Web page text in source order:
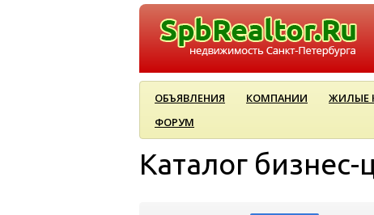
ОБЪЯВЛЕНИЯ КОМПАНИИ ЖИЛЫЕ
ФОРУМ
Каталог бизнес-